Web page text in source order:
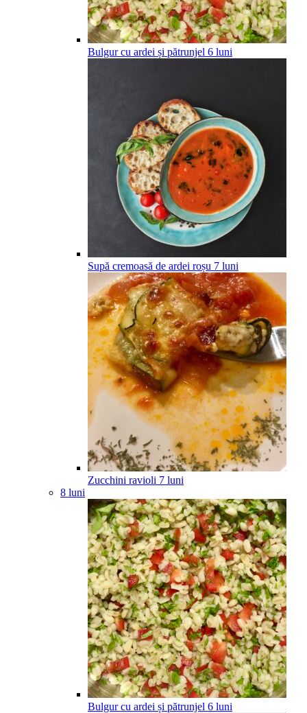
Bulgur cu ardei și pătrunjel 6 luni
Supă cremoasă de ardei roșu 7 luni
Zucchini ravioli 7 luni
8 luni
Bulgur cu ardei și pătrunjel 6 luni